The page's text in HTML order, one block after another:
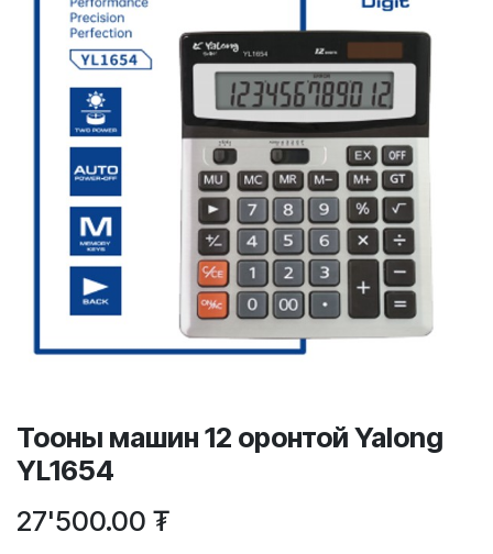
Тооны машин 12 оронтой Yalong
YL1654
27'500.00 ₮